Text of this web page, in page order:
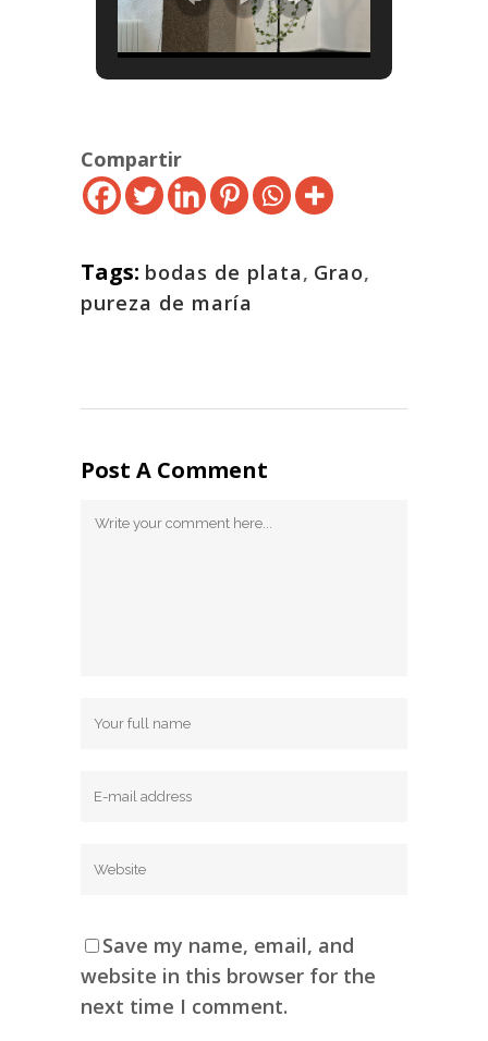
Compartir
Tags: bodas de plata, Grao,
pureza de maría
Post A Comment
Save my name, email, and
website in this browser for the
next time I comment.